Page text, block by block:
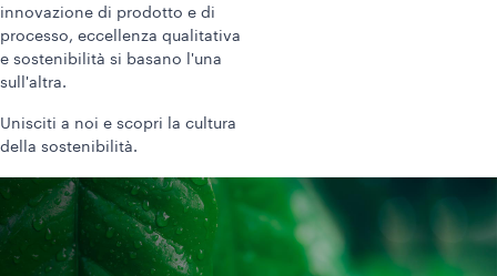
innovazione di prodotto e di
processo, eccellenza qualitativa
e sostenibilità si basano l'una
sull'altra.
Unisciti a noi e scopri la cultura
della sostenibilità.